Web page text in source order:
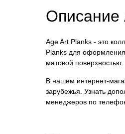
Описание
Age Art Planks - это
Planks для
матовой поверхностью.
В нашем интернет-
зарубежья. Узнать
менеджеров по